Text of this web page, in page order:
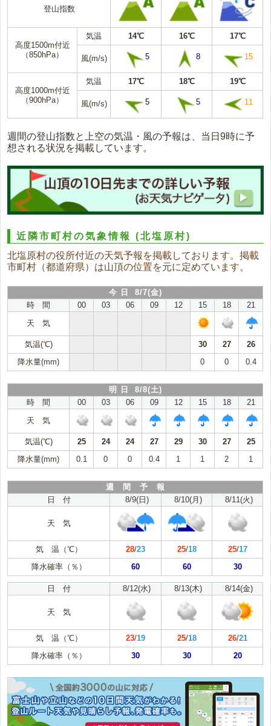
登山指数
高度1500m付近
（850hPa）
気温 14℃ 16℃ 17℃
風(m/s) 5 8 15
高度1000m付近
（900hPa）
気温 17℃ 18℃ 19℃
風(m/s) 5 5 11
週間の登山指数と上空の気温・風の予報は、当日9時に予
想される状況を掲載しています。
近隣市町村の気象情報(北塩原村)
北塩原村の役所付近の天気予報を掲載しております。掲載
市町村（都道府県）は山頂の位置を元に定めています。
今 日 8/7(金)
時 間
00 03 06 09 12 15 18
21
天 気
気温(℃) 30 27
26
降水量(mm)
0 0 0.4
明 日 8/8(土)
時 間
00 03 06 09 12 15 18
21
天 気
気温(℃) 25 24 24 27 29 30 27
25
降水量(mm)
0.1 0 0 0.4 1 1 2 1
週 間 予 報
日 付
8/9(日) 8/10(月) 8/11(火)
天 気
気 温（℃） 28/23 25/18 25/17
降水確率（％）
60 60 30
日 付 8/12(水) 8/13(木) 8/14(金)
天 気
気 温（℃） 23/19 25/18 26/21
降水確率（％）
30 30 20